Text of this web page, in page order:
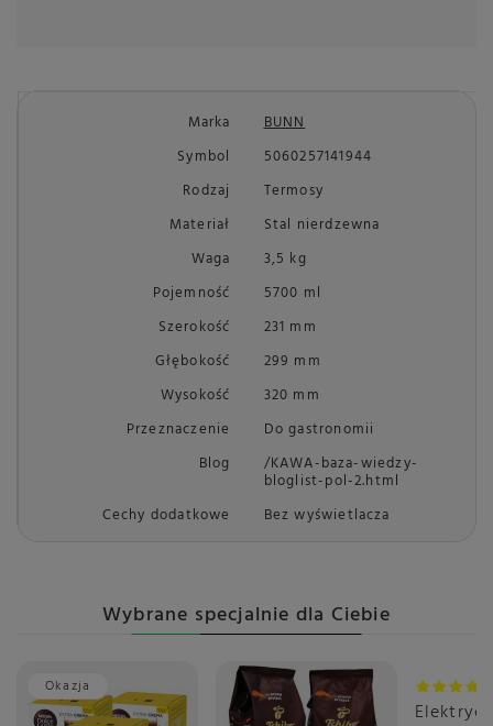
Marka
BUNN
Symbol
5060257141944
Rodzaj
Termosy
Materiał
Stal nierdzewna
Waga
3,5 kg
Pojemność
5700 ml
Szerokość
231 mm
Głębokość
299 mm
Wysokość
320 mm
Przeznaczenie
Do gastronomii
Blog
/KAWA-baza-wiedzy-
bloglist-pol-2.html
Cechy dodatkowe
Bez wyświetlacza
Wybrane specjalnie dla Ciebie
Okazja